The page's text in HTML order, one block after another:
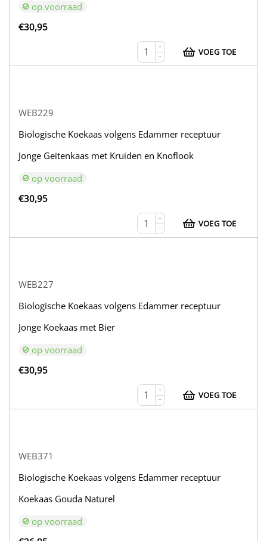
op voorraad
€30,95
+
−
VOEG TOE
WEB229
Biologische Koekaas volgens Edammer receptuur
Jonge Geitenkaas met Kruiden en Knoflook
op voorraad
€30,95
+
−
VOEG TOE
WEB227
Biologische Koekaas volgens Edammer receptuur
Jonge Koekaas met Bier
op voorraad
€30,95
+
−
VOEG TOE
WEB371
Biologische Koekaas volgens Edammer receptuur
Koekaas Gouda Naturel
op voorraad